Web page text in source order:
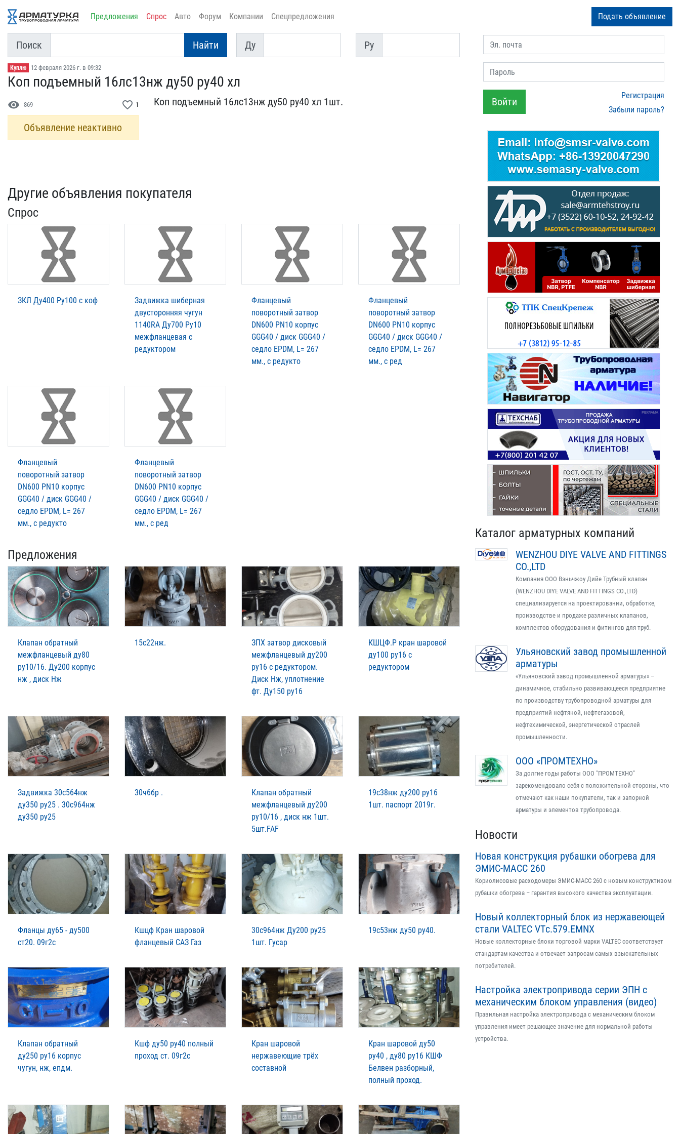
Предложения Спрос Авто Форум Компании Спецпредложения Подать объявление
Поиск Найти
Ду
Ду
Py
Py
Куплю 12 февраля 2026 г. в 09:32
Коп подъемный 16лс13нж д​у50 ру40 хл
visibility 869 favorite_border 1
Объявление неактивно
Коп подъемный 16лс13нж д​у50 ру40 хл 1шт.
Другие объявления покупателя
Спрос
ЗКЛ Ду400 Ру100 с коф
Задвижка шиберная
двусторонняя чугун
1140RA Ду700 Ру10
межфланцевая с
редуктором
Фланцевый
поворотный затвор
DN600 PN10 корпус
GGG40 / диск GGG40 /
седло EPDM, L= 267
мм., с редукто
Фланцевый
поворотный затвор
DN600 PN10 корпус
GGG40 / диск GGG40 /
седло EPDM, L= 267
мм., с ред
Фланцевый
поворотный затвор
DN600 PN10 корпус
GGG40 / диск GGG40 /
седло EPDM, L= 267
мм., с редукто
Фланцевый
поворотный затвор
DN600 PN10 корпус
GGG40 / диск GGG40 /
седло EPDM, L= 267
мм., с ред
Предложения
Клапан обратный
межфланцевый ду80
ру10/16. Ду200 корпус
нж , диск Нж
15с22нж.
ЗПХ затвор дисковый
межфланцевый ду200
ру16 с редуктором.
Диск Нж, уплотнение
фт. Ду150 ру16
КШЦФ.Р кран шаровой
ду100 ру16 с
редуктором
Задвижка 30с564нж
ду350 ру25 . 30с964нж
ду350 ру25
30ч6бр .
Клапан обратный
межфланцевый ду200
ру10/16 , диск нж 1шт.
5шт.FAF
19с38нж ду200 ру16
1шт. паспорт 2019г.
Фланцы ду65 - ду500
ст20. 09г2с
Кшцф Кран шаровой
фланцевый САЗ Газ
30с964нж Ду200 ру25
1шт. Гусар
19с53нж ду50 ру40.
Клапан обратный
ду250 ру16 корпус
чугун, нж, епдм.
Кшф ду50 ру40 полный
проход ст. 09г2с
Кран шаровой
нержавеющие трёх
составной
Кран шаровой ду50
ру40 , ду80 ру16 КШФ
Белвен разборный,
полный проход.
Эл. почта
Пароль
Войти
Регистрация
Забыли пароль?
Каталог арматурных компаний
WENZHOU DIYE VALVE AND FITTINGS
CO.,LTD
Компания ООО Вэньчжоу Дийе Трубный клапан
(WENZHOU DIYE VALVE AND FITTINGS CO.,LTD)
специализируется на проектировании, обработке,
производстве и продаже различных клапанов,
комплектов оборудования и фитингов для труб.
Ульяновский завод промышленной
арматуры
«Ульяновский завод промышленной арматуры» –
динамичное, стабильно развивающееся предприятие
по производству трубопроводной арматуры для
предприятий нефтяной, нефтегазовой,
нефтехимической, энергетической отраслей
промышленности.
ООО «ПРОМТЕХНО»
За долгие годы работы ООО "ПРОМТЕХНО"
зарекомендовало себя с положительной стороны, что
отмечают как наши покупатели, так и запорной
арматуры и элементов трубопровода.
Новости
Новая конструкция рубашки обогрева для
ЭМИС-МАСС 260
Кориолисовые расходомеры ЭМИС-МАСС 260 с новым конструктивом
рубашки обогрева – гарантия высокого качества эксплуатации.
Новый коллекторный блок из нержавеющей
стали VALTEC VTс.579.EMNX
Новые коллекторные блоки торговой марки VALTEC соответствует
стандартам качества и отвечает запросам самых взыскательных
потребителей.
Настройка электропривода серии ЭПН с
механическим блоком управления (видео)
Правильная настройка электропривода с механическим блоком
управления имеет решающее значение для нормальной работы
устройства.